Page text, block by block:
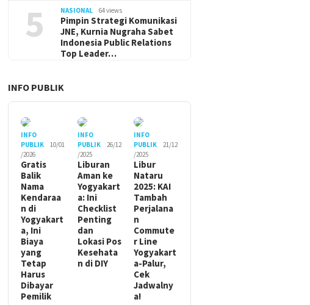
5 NASIONAL 64 views
Pimpin Strategi Komunikasi
JNE, Kurnia Nugraha Sabet
Indonesia Public Relations
Top Leader…
INFO PUBLIK
INFO
PUBLIK
10/01
/2026
Gratis
Balik
Nama
Kendaraa
n di
Yogyakart
a, Ini
Biaya
yang
Tetap
Harus
Dibayar
Pemilik
INFO
PUBLIK
26/12
/2025
Liburan
Aman ke
Yogyakart
a: Ini
Checklist
Penting
dan
Lokasi Pos
Kesehata
n di DIY
INFO
PUBLIK
21/12
/2025
Libur
Nataru
2025: KAI
Tambah
Perjalana
n
Commute
r Line
Yogyakart
a-Palur,
Cek
Jadwalny
a!